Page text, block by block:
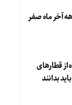
آخر ماه صفر
از قطارهای
بدانند